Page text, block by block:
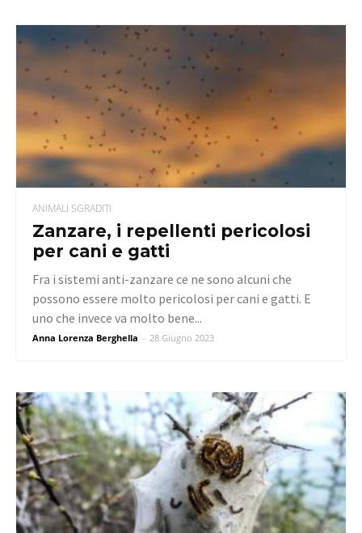
ANIMALI SGRADITI
Zanzare, i repellenti pericolosi
per cani e gatti
Anna Lorenza Berghella - 28 Giugno 2023
Fra i sistemi anti-zanzare ce ne sono alcuni che
possono essere molto pericolosi per cani e gatti. E
uno che invece va molto bene...